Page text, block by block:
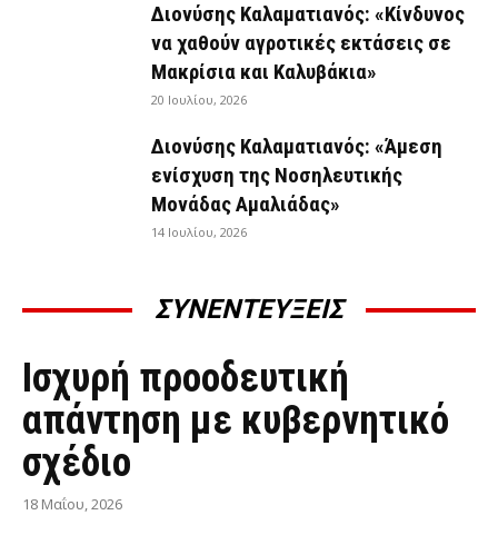
Διονύσης Καλαματιανός: «Κίνδυνος
να χαθούν αγροτικές εκτάσεις σε
Μακρίσια και Καλυβάκια»
20 Ιουλίου, 2026
Διονύσης Καλαματιανός: «Άμεση
ενίσχυση της Νοσηλευτικής
Μονάδας Αμαλιάδας»
14 Ιουλίου, 2026
ΣΥΝΕΝΤΕΥΞΕΙΣ
ΣΥΝΕΝΤΕΎΞΕΙΣ
Ισχυρή προοδευτική
απάντηση με κυβερνητικό
σχέδιο
18 Μαΐου, 2026